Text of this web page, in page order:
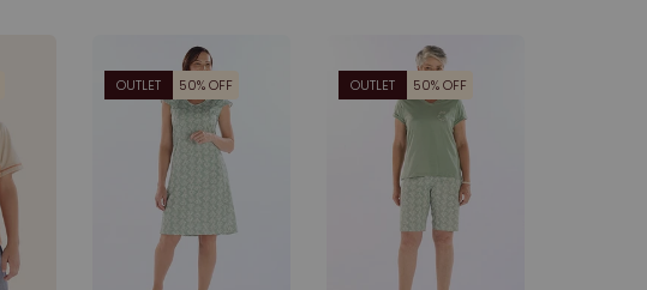
OUTLET 50% OFF OUTLET 50% OFF